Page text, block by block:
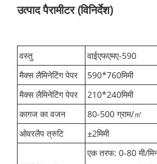
उत्पाद पैरामीटर (विनिर्देश)
वस्तु वाईएफएमए-590
मैक्स लैमिनेटिंग पेपर
590*760मिमी
मैक्स लैमिनेटिंग पेपर
210*240मिमी
कागज का वजन
80-500 ग्राम/㎡
ओवरलैप त्रुटि
±2मिमी
एक तरफ: 0-80 मी/